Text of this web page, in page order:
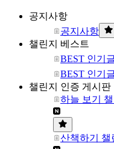
공지사항
공지사항
챌린지 베스트
BEST 인기
BEST 인기
챌린지 인증 게시판
하늘 보기 챌
산책하기 챌